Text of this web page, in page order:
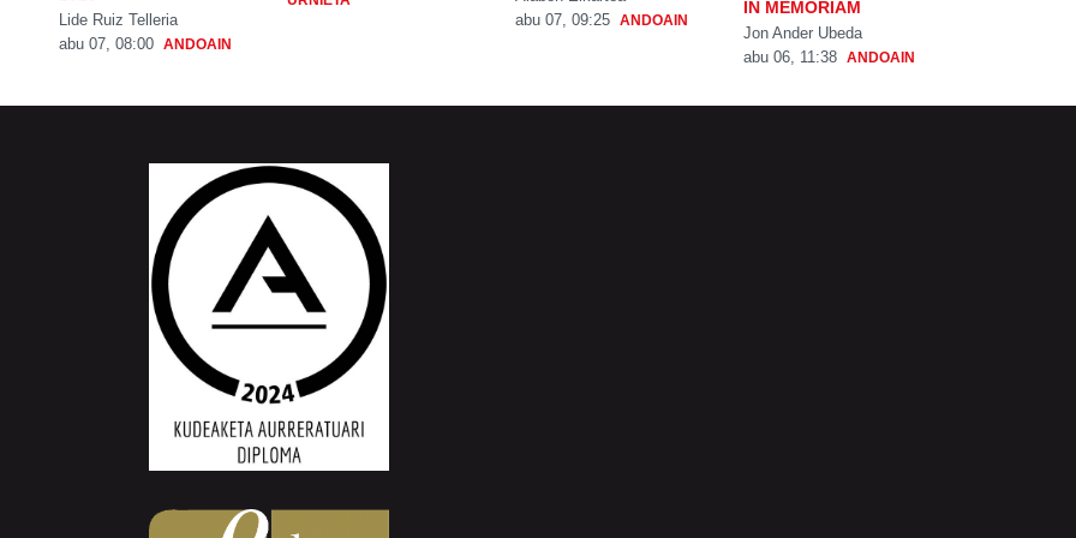
Lide Ruiz Telleria
abu 07, 08:00 ANDOAIN
abu 07, 09:25 ANDOAIN
IN MEMORIAM
Jon Ander Ubeda
abu 06, 11:38 ANDOAIN